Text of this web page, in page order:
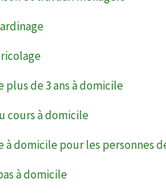
plus de 3 ans à domicile
cours à domicile
à domicile pour les personnes
à domicile